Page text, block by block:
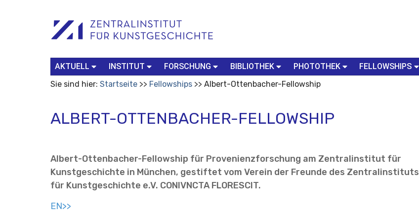
Werkzeuge
Search…
AKTUELL INSTITUT FORSCHUNG BIBLIOTHEK PHOTOTHEK FELLOWSHIPS
Sie sind hier: Startseite Fellowships Albert-Ottenbacher-Fellowship
ALBERT-OTTENBACHER-FELLOWSHIP
Albert-Ottenbacher-Fellowship für Provenienzforschung am Zentralinstitut für
Kunstgeschichte in München, gestiftet vom Verein der Freunde des Zentralinstituts
für Kunstgeschichte e.V. CONIVNCTA FLORESCIT.
EN>>